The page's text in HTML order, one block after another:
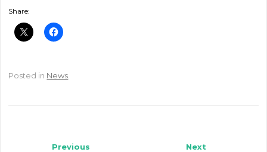
Share:
Posted in News
Next
Previous